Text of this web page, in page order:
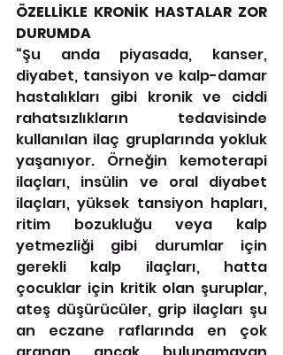
ÖZELLİKLE KRONİK HASTALAR ZOR
DURUMDA
“Şu anda piyasada, kanser,
diyabet, tansiyon ve kalp-damar
hastalıkları gibi kronik ve ciddi
rahatsızlıkların tedavisinde
kullanılan ilaç gruplarında yokluk
yaşanıyor. Örneğin kemoterapi
ilaçları, insülin ve oral diyabet
ilaçları, yüksek tansiyon hapları,
ritim bozukluğu veya kalp
yetmezliği gibi durumlar için
gerekli kalp ilaçları, hatta
çocuklar için kritik olan şuruplar,
ateş düşürücüler, grip ilaçları şu
an eczane raflarında en çok